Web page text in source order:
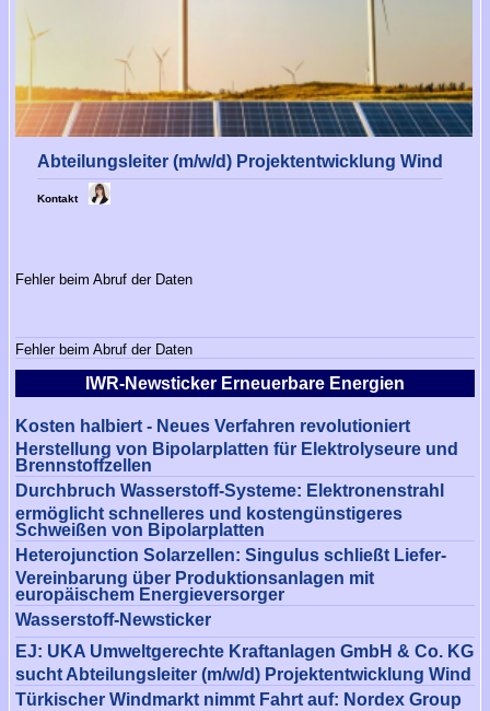
IWR-Newsticker Erneuerbare Energien
Kosten halbiert - Neues Verfahren revolutioniert
Herstellung von Bipolarplatten für Elektrolyseure und
Brennstoffzellen
Durchbruch Wasserstoff-Systeme: Elektronenstrahl
ermöglicht schnelleres und kostengünstigeres
Schweißen von Bipolarplatten
Heterojunction Solarzellen: Singulus schließt Liefer-
Vereinbarung über Produktionsanlagen mit
europäischem Energieversorger
Wasserstoff-Newsticker
EJ: UKA Umweltgerechte Kraftanlagen GmbH & Co. KG
sucht Abteilungsleiter (m/w/d) Projektentwicklung Wind
Türkischer Windmarkt nimmt Fahrt auf: Nordex Group
Abteilungsleiter (m/w/d) Projektentwicklung Wind
Kontakt
Fehler beim Abruf der Daten
Fehler beim Abruf der Daten